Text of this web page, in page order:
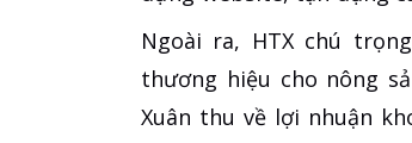
Ngoài ra, HTX chú
thương hiệu cho nông
Xuân thu về lợi nhuận